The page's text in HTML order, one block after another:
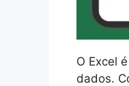
O Excel
dados.